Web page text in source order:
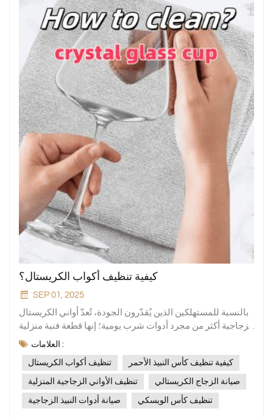
كيفية تنظيف أكواب الكريستال؟
SEP 01, 2025
بالنسبة للمستهلكين الذين يُقدّرون الجودة، تُعدّ أواني الكريستال
الزجاجية أكثر من مجرد أدوات شرب يومية؛ إنها قطعة فنية منزلية
تُجسّد تجربة رائعة وقيمة جمالية. ومع ذلك، نظرًا لخصائصها
المادية، فإنّ زجاج الكريستال أكثر رقة من الزجاج العادي. قد
يُؤدي التنظيف غير السليم بسهولة إلى خدوش وتعكير، بل وحتى
تلف دائم. الشركة المصنعة المهنية للأواني الزجاجية المنزليةتقدم
Xinghuo Glass، استناداً إلى 20 عاماً من الخبرة في الصناعة،
دليلاً علمياً وآمناً للتنظيف لمساعدتك على إطالة عمر أدوات
العلامات :
تنظيف أكواب الكريستال كيفية تنظيف كأس النبيذ الأحمر
تنظيف الأواني الزجاجية المنزلية صيانة الزجاج الكريستالي
صيانة أدوات النبيذ الزجاجية تنظيف كأس الويسكي